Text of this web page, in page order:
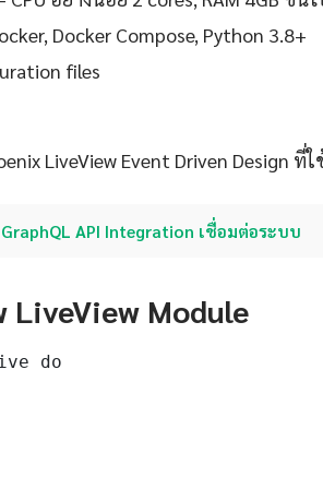
Docker Compose, Python 3.8+
files
LiveView Event Driven Design ที่ใ
API Integration เชื่อมต่อระบบ
LiveView Module
do